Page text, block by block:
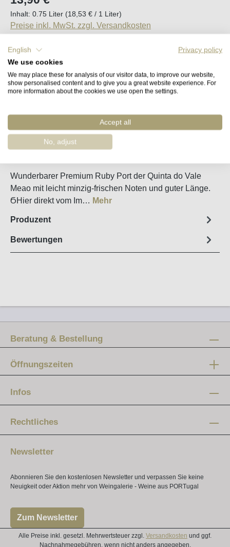
Inhalt: 0.75 Liter (18,53 € / 1 Liter)
Preise inkl. MwSt. zzgl. Versandkosten
Sofort verfügbar, Lieferzeit (DE): 2-5 Tage
Produkt Anzahl: Gib den gewünschten
In den Warenkorb
Wunderbarer Premium Ruby Port der Quinta do Vale
Meao mit leicht minzig-frischen Noten und guter Länge.
ϬHier direkt vom Im… Mehr
Produzent
Bewertungen
Beratung & Bestellung
Öffnungszeiten
12 - 20 Uhr
10 - 16 Uhr
Infos
Rechtliches
Newsletter
Abonnieren Sie den kostenlosen Newsletter und verpassen Sie keine
Neuigkeit oder Aktion mehr von Weingalerie - Weine aus PORTugal
Zum Newsletter
Alle Preise inkl. gesetzl. Mehrwertsteuer zzgl. Versandkosten und ggf.
Nachnahmegebühren, wenn nicht anders angegeben.
English
Privacy policy
We use cookies
We may place these for analysis of our visitor data, to improve our website,
show personalised content and to give you a great website experience. For
more information about the cookies we use open the settings.
Accept all
No, adjust